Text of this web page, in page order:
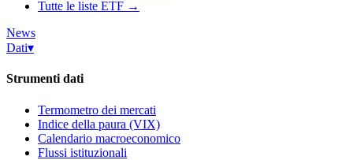
Tutte le liste ETF →
News
Dati▾
Strumenti dati
Termometro dei mercati
Indice della paura (VIX)
Calendario macroeconomico
Flussi istituzionali